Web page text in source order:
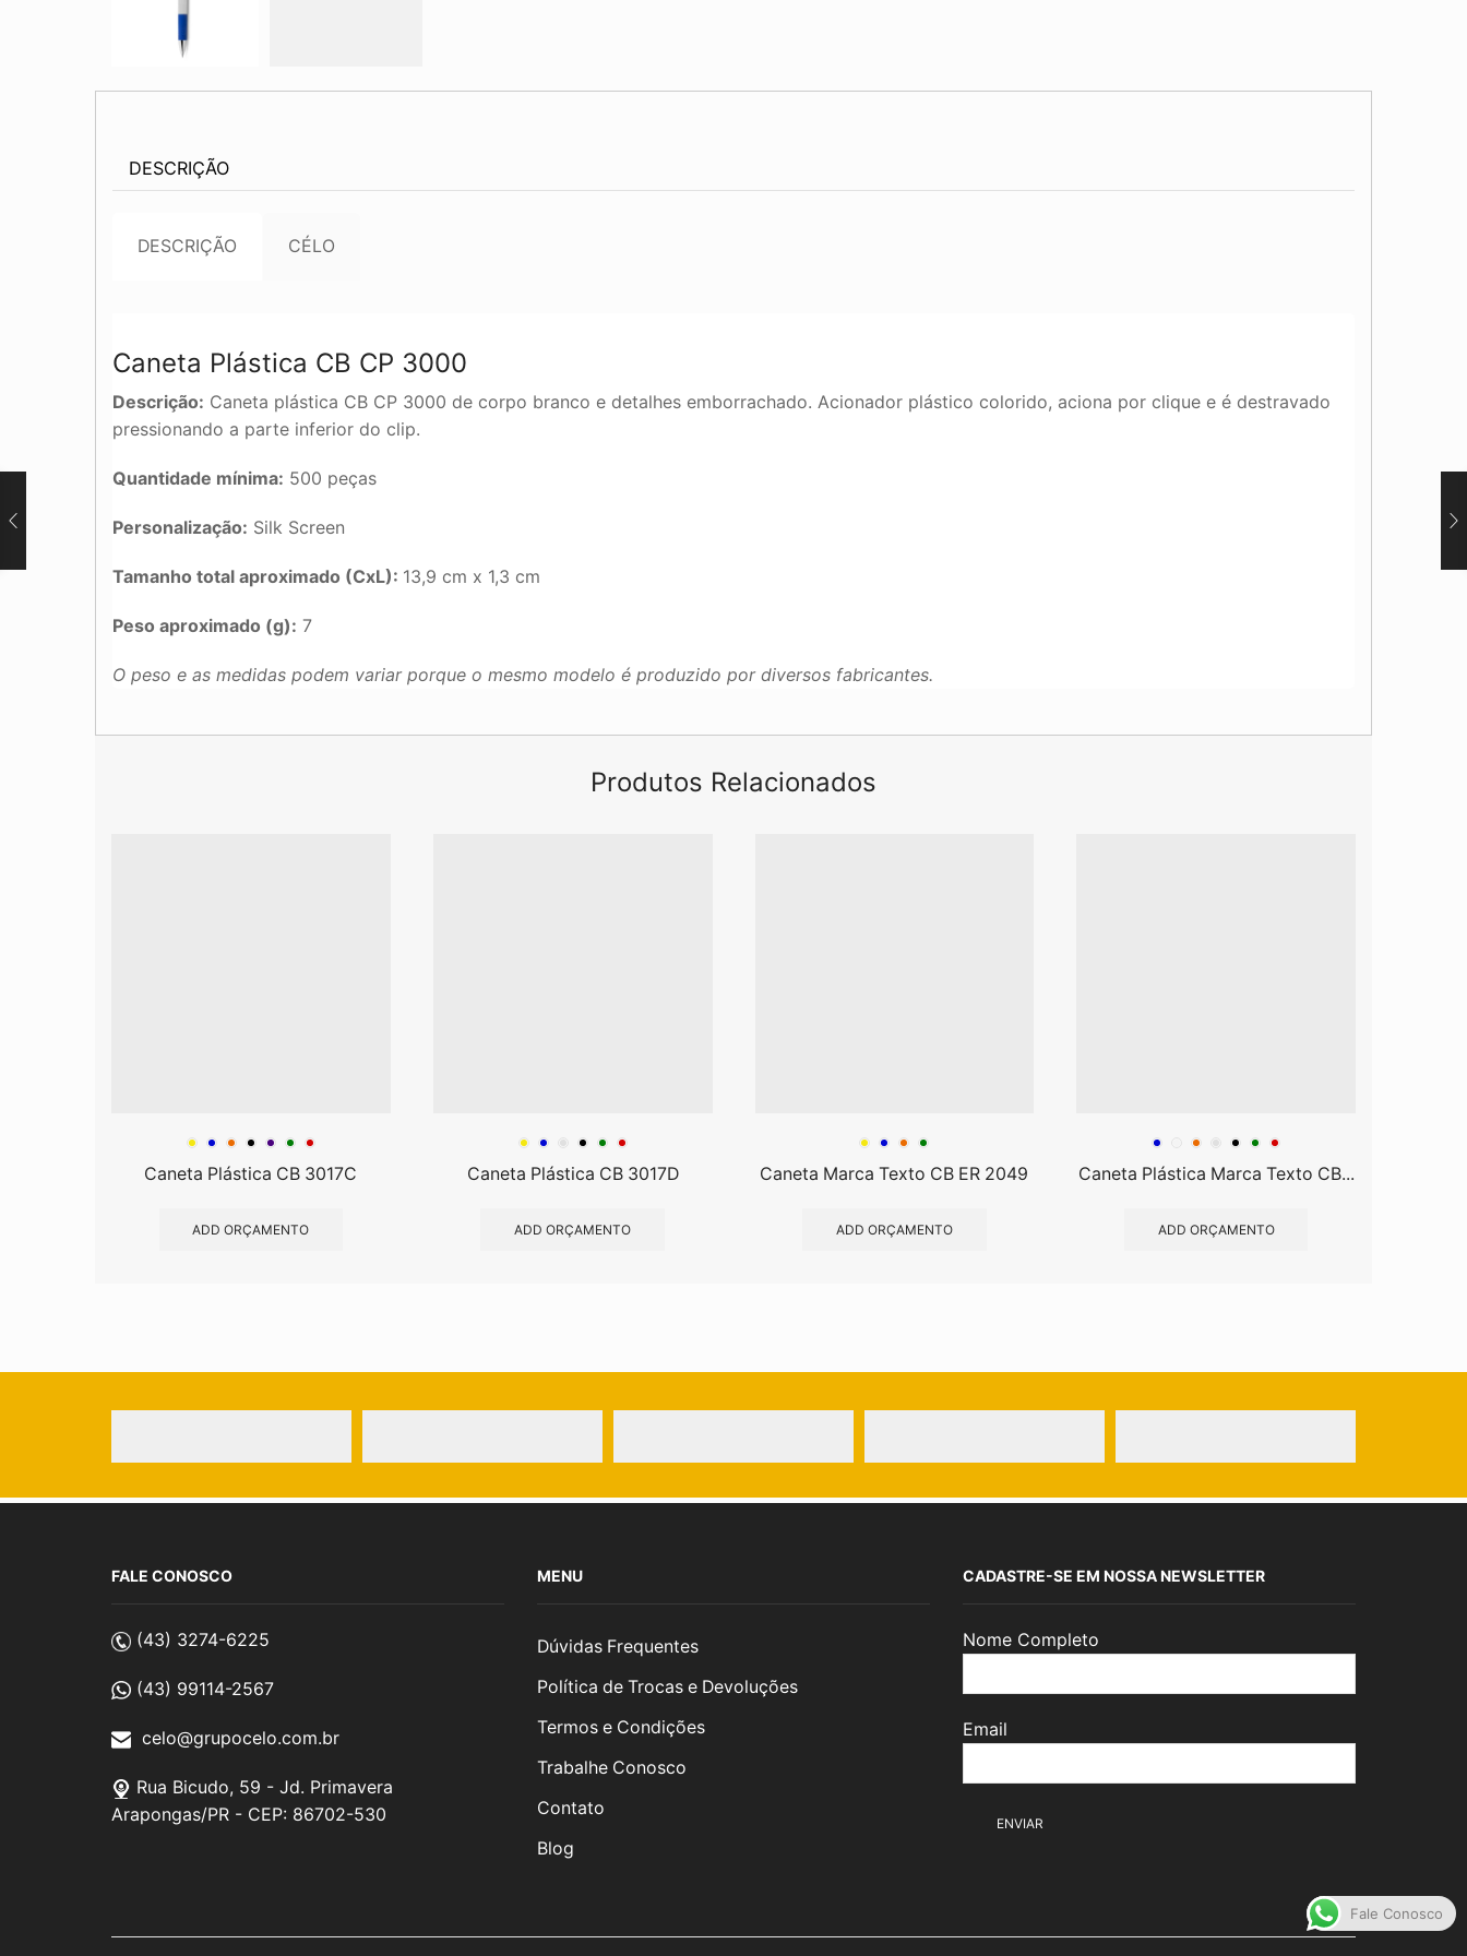
DESCRIÇÃO
DESCRIÇÃO CÉLO
Caneta Plástica CB CP 3000
Descrição: Caneta plástica CB CP 3000 de corpo branco e detalhes emborrachado. Acionador plástico colorido, aciona por clique e é destravado
pressionando a parte inferior do clip.
Quantidade mínima: 500 peças
Personalização: Silk Screen
Tamanho total aproximado (CxL): 13,9 cm x 1,3 cm
Peso aproximado (g): 7
O peso e as medidas podem variar porque o mesmo modelo é produzido por diversos fabricantes.
Produtos Relacionados
Caneta Plástica CB 3017C
ADD ORÇAMENTO
Caneta Plástica CB 3017D
ADD ORÇAMENTO
Caneta Marca Texto CB ER 2049
ADD ORÇAMENTO
Caneta Plástica Marca Texto CB...
ADD ORÇAMENTO
FALE CONOSCO
(43) 3274-6225
(43) 99114-2567
celo@grupocelo.com.br
Rua Bicudo, 59 - Jd. Primavera
Arapongas/PR - CEP: 86702-530
MENU
Dúvidas Frequentes
Política de Trocas e Devoluções
Termos e Condições
Trabalhe Conosco
Contato
Blog
CADASTRE-SE EM NOSSA NEWSLETTER
Nome Completo
Email
Fale Conosco